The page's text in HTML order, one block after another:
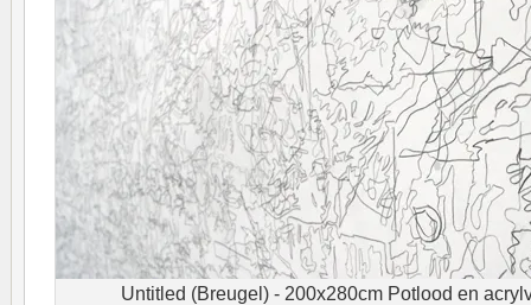
Untitled (Breugel) - 200x280cm Potlood en